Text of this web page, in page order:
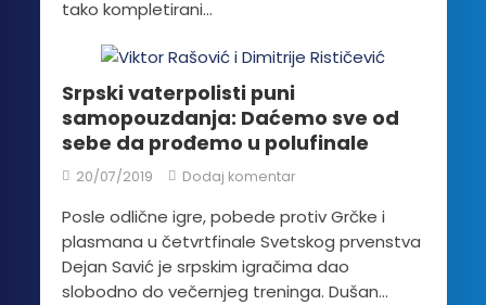
tako kompletirani...
Srpski vaterpolisti puni
samopouzdanja: Daćemo sve od
sebe da prođemo u polufinale
20/07/2019 Dodaj komentar
Posle odlične igre, pobede protiv Grčke i
plasmana u četvrtfinale Svetskog prvenstva
Dejan Savić je srpskim igračima dao
slobodno do večernjeg treninga. Dušan...